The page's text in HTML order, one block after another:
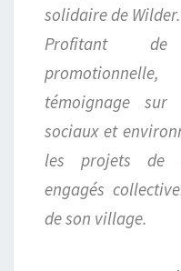
solidaire de Wilder.
Profitant de
témoignage
sociaux et
les projets de
engagés
de son village.